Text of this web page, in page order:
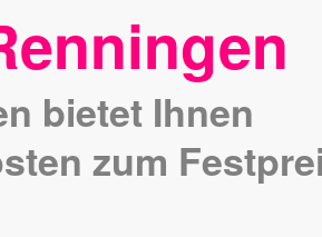
bietet Ihnen
zum